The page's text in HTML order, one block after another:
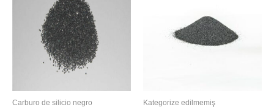
Carburo de silicio negro Kategorize edilmemiş